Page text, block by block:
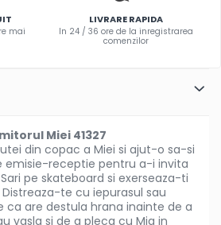
nave de
accesorii
mai
LIVRARE RAPIDA
In 24 / 36 ore de la inregistrarea
comenzilor
Miei 41327
din copac a Miei si ajut-o sa-si
emisie-receptie pentru a-i invita
pe skateboard si exerseaza-ti
te cu iepurasul sau
ca are destula hrana inainte de a
vasla si de a pleca cu Mia in